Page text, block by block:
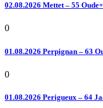
02.08.2026 Mettet – 55
0
01.08.2026 Perpignan – 63
0
01.08.2026 Perigueux – 64